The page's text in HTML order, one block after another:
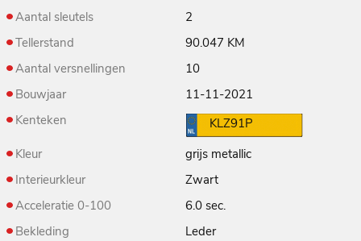
Aantal sleutels
2
Tellerstand
90.047 KM
Aantal versnellingen
10
Bouwjaar
11-11-2021
Kenteken
KLZ91P
Kleur
grijs metallic
Interieurkleur
Zwart
Acceleratie 0-100
6.0 sec.
Bekleding
Leder